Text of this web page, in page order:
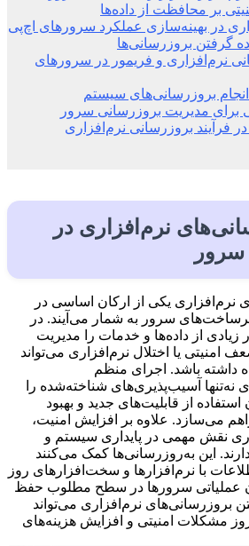
بر محافظت از داده‌ها
در بهینه‌سازی عملکرد سرورهای اچ‌پی
گرفتن بروزرسانی‌ها
نرم‌افزاری و فریمور در سرورهای
بروزرسانی‌های سیستم
برای مدیریت بروزرسانی سرور
فرآیند بروزرسانی نرم‌افزاری
نرم‌افزاری در
نرم‌افزاری یکی از ارکان اساسی در
سرور به شمار می‌آیند. در
از داده‌ها و خدمات را مدیریت
امنیتی یا اختلال نرم‌افزاری می‌تواند
داشته باشد. اجرای منظم
نه‌تنها آسیب‌پذیری‌های شناخته‌شده را
از قابلیت‌های جدید و بهبود
می‌سازد. علاوه بر افزایش امنیت،
نقش مهمی در پایداری سیستم و
این به‌روزرسانی‌ها کمک می‌کنند
با نرم‌افزارها و سخت‌افزارهای روز
عملیاتی سرورها در سطح مطلوب حفظ
بروزرسانی‌های نرم‌افزاری می‌تواند
مشکلات امنیتی و افزایش هزینه‌های